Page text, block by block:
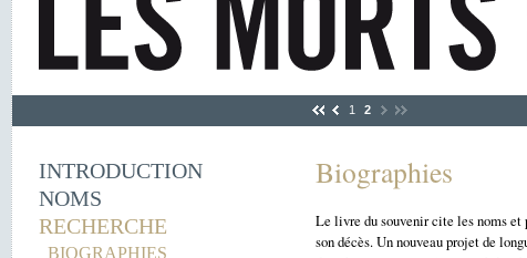
1 2
INTRODUCTION
NOMS
RECHERCHE
BIOGRAPHIES
Biographies
Le livre du souvenir cite les noms et
son décès. Un nouveau projet de